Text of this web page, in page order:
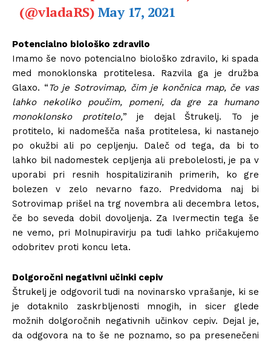
(@vladaRS) May 17, 2021
Potencialno biološko zdravilo
Imamo še novo potencialno biološko zdravilo, ki spada
med monoklonska protitelesa. Razvila ga je družba
Glaxo. “To je Sotrovimap, čim je končnica map, če vas
lahko nekoliko poučim, pomeni, da gre za humano
monoklonsko protitelo,” je dejal Štrukelj. To je
protitelo, ki nadomešča naša protitelesa, ki nastanejo
po okužbi ali po cepljenju. Daleč od tega, da bi to
lahko bil nadomestek cepljenja ali prebolelosti, je pa v
uporabi pri resnih hospitaliziranih primerih, ko gre
bolezen v zelo nevarno fazo. Predvidoma naj bi
Sotrovimap prišel na trg novembra ali decembra letos,
če bo seveda dobil dovoljenja. Za Ivermectin tega še
ne vemo, pri Molnupiravirju pa tudi lahko pričakujemo
odobritev proti koncu leta.
Dolgoročni negativni učinki cepiv
Štrukelj je odgovoril tudi na novinarsko vprašanje, ki se
je dotaknilo zaskrbljenosti mnogih, in sicer glede
možnih dolgoročnih negativnih učinkov cepiv. Dejal je,
da odgovora na to še ne poznamo, so pa presenečeni